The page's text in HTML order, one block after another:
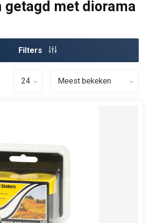
getagd met diorama
Filters